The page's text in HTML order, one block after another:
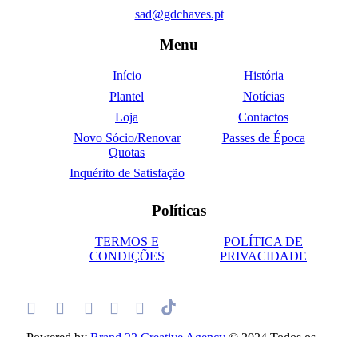
sad@gdchaves.pt
Menu
Início
História
Plantel
Notícias
Loja
Contactos
Novo Sócio/Renovar
Quotas
Passes de Época
Inquérito de Satisfação
Políticas
TERMOS E
CONDIÇÕES
POLÍTICA DE
PRIVACIDADE